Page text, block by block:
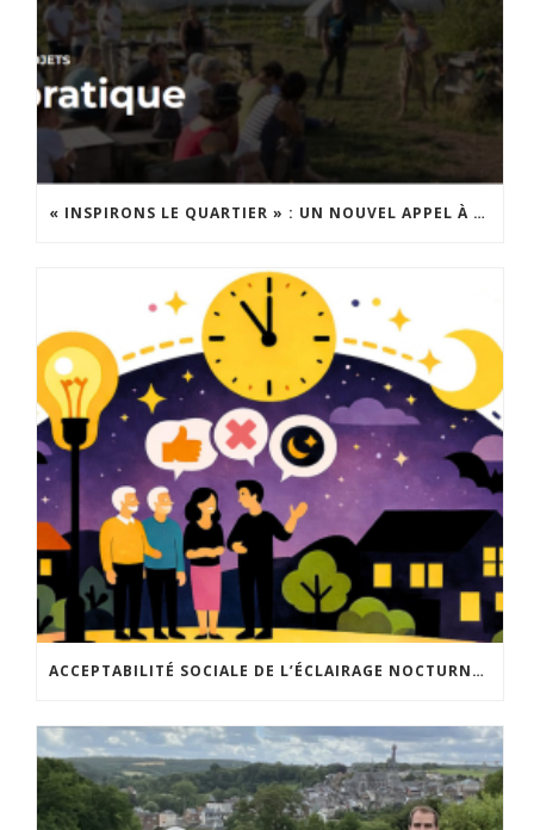
« INSPIRONS LE QUARTIER » : UN NOUVEL APPEL À PROJETS EST LANCÉ !
ACCEPTABILITÉ SOCIALE DE L’ÉCLAIRAGE NOCTURNE : LE REPLAY EST DISPONIBLE